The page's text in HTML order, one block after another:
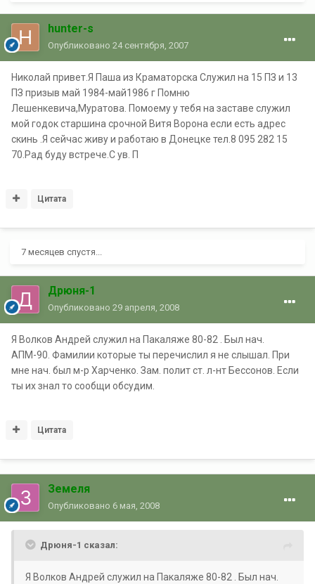
hunter-s
Опубликовано 24 сентября, 2007
Николай привет.Я Паша из Краматорска Служил на 15 ПЗ и 13
ПЗ призыв май 1984-май1986 г Помню
Лешенкевича,Муратова. Помоему у тебя на заставе служил
мой годок старшина срочной Витя Ворона если есть адрес
скинь .Я сейчас живу и работаю в Донецке тел.8 095 282 15
70.Рад буду встрече.С ув. П
Цитата
7 месяцев спустя...
Дрюня-1
Опубликовано 29 апреля, 2008
Я Волков Андрей служил на Пакаляже 80-82 . Был нач.
АПМ-90. Фамилии которые ты перечислил я не слышал. При
мне нач. был м-р Харченко. Зам. полит ст. л-нт Бессонов. Если
ты их знал то сообщи обсудим.
Цитата
Земеля
Опубликовано 6 мая, 2008
Дрюня-1 сказал:
Я Волков Андрей служил на Пакаляже 80-82 . Был нач.